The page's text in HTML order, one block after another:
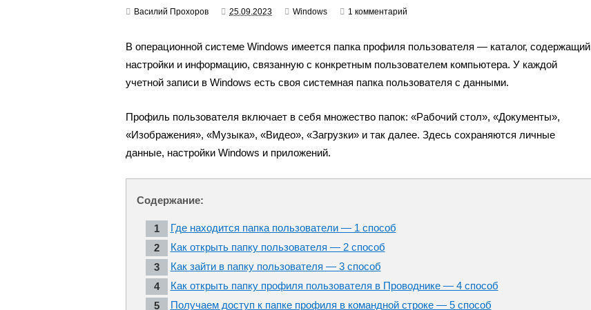
Василий Прохоров 25.09.2023 Windows 1 комментарий
В операционной системе Windows имеется папка профиля пользователя — каталог, содержащий
настройки и информацию, связанную с конкретным пользователем компьютера. У каждой
учетной записи в Windows есть своя системная папка пользователя с данными.
Профиль пользователя включает в себя множество папок: «Рабочий стол», «Документы»,
«Изображения», «Музыка», «Видео», «Загрузки» и так далее. Здесь сохраняются личные
данные, настройки Windows и приложений.
Содержание:
Где находится папка пользователи — 1 способ
Как открыть папку пользователя — 2 способ
Как зайти в папку пользователя — 3 способ
Как открыть папку профиля пользователя в Проводнике — 4 способ
Получаем доступ к папке профиля в командной строке — 5 способ